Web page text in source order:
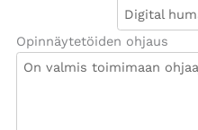
Opinnäytetöiden ohjaus